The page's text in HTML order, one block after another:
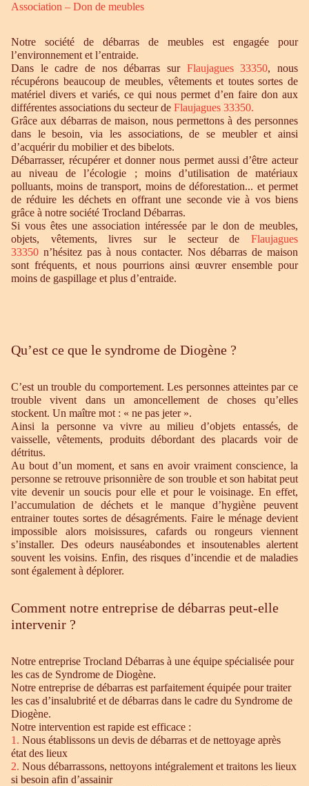
Association – Don de meubles
Notre société de débarras de meubles est engagée pour
l’environnement et l’entraide.
Dans le cadre de nos débarras sur Flaujagues 33350, nous
récupérons beaucoup de meubles, vêtements et toutes sortes de
matériel divers et variés, ce qui nous permet d’en faire don aux
différentes associations du secteur de Flaujagues 33350.
Grâce aux débarras de maison, nous permettons à des personnes
dans le besoin, via les associations, de se meubler et ainsi
d’acquérir du mobilier et des bibelots.
Débarrasser, récupérer et donner nous permet aussi d’être acteur
au niveau de l’écologie ; moins d’utilisation de matériaux
polluants, moins de transport, moins de déforestation... et permet
de réduire les déchets en offrant une seconde vie à vos biens
grâce à notre société Trocland Débarras.
Si vous êtes une association intéressée par le don de meubles,
objets, vêtements, livres sur le secteur de Flaujagues
33350 n’hésitez pas à nous contacter. Nos débarras de maison
sont fréquents, et nous pourrions ainsi œuvrer ensemble pour
moins de gaspillage et plus d’entraide.
Qu’est ce que le syndrome de Diogène ?
C’est un trouble du comportement. Les personnes atteintes par ce
trouble vivent dans un amoncellement de choses qu’elles
stockent. Un maître mot : « ne pas jeter ».
Ainsi la personne va vivre au milieu d’objets entassés, de
vaisselle, vêtements, produits débordant des placards voir de
détritus.
Au bout d’un moment, et sans en avoir vraiment conscience, la
personne se retrouve prisonnière de son trouble et son habitat peut
vite devenir un soucis pour elle et pour le voisinage. En effet,
l’accumulation de déchets et le manque d’hygiène peuvent
entrainer toutes sortes de désagréments. Faire le ménage devient
impossible alors moisissures, cafards ou rongeurs viennent
s’installer. Des odeurs nauséabondes et insoutenables alertent
souvent les voisins. Enfin, des risques d’incendie et de maladies
sont également à déplorer.
Comment notre entreprise de débarras peut-elle
intervenir ?
Notre entreprise Trocland Débarras à une équipe spécialisée pour
les cas de Syndrome de Diogène.
Notre entreprise de débarras est parfaitement équipée pour traiter
les cas d’insalubrité et de débarras dans le cadre du Syndrome de
Diogène.
Notre intervention est rapide est efficace :
1. Nous établissons un devis de débarras et de nettoyage après
état des lieux
2. Nous débarrassons, nettoyons intégralement et traitons les lieux
si besoin afin d’assainir